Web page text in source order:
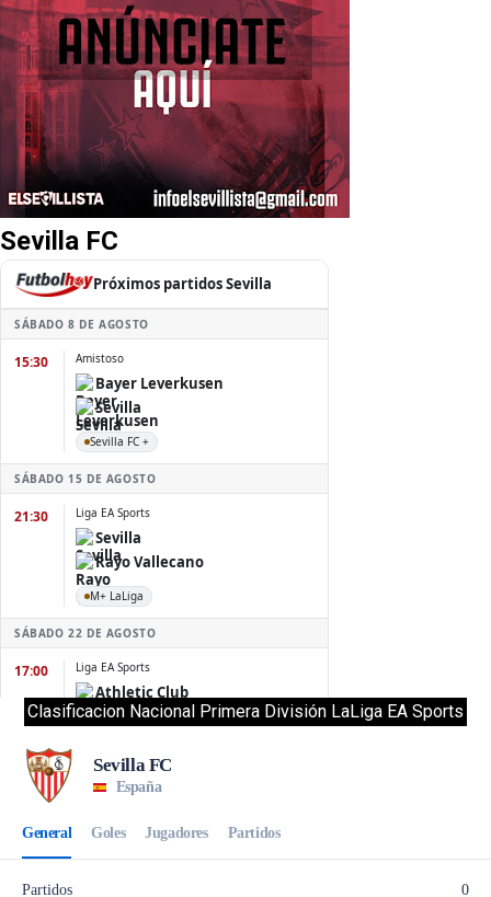
Sevilla FC
Clasificacion Nacional Primera División LaLiga EA Sports